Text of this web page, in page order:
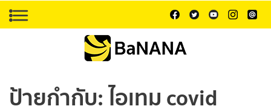
ป้ายกำกับ:ไอเทม covid